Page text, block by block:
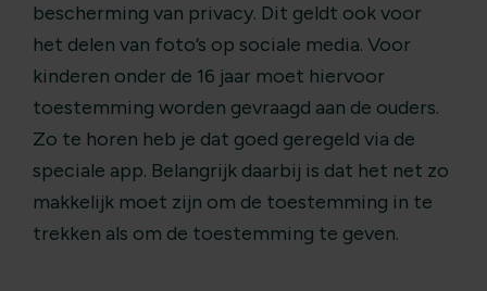
bescherming van privacy. Dit geldt ook voor
het delen van foto’s op sociale media. Voor
kinderen onder de 16 jaar moet hiervoor
toestemming worden gevraagd aan de ouders.
Zo te horen heb je dat goed geregeld via de
speciale app. Belangrijk daarbij is dat het net zo
makkelijk moet zijn om de toestemming in te
trekken als om de toestemming te geven.